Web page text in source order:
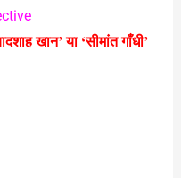
खान’ या ‘सीमांत गाँधी’